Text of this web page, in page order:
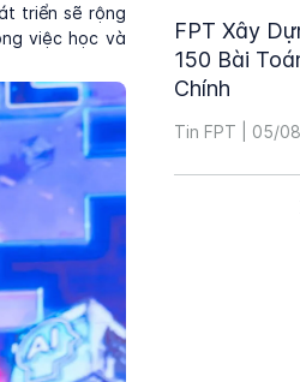
triển sẽ rộng
việc học và
FPT Xây
150 Bài
Chính
Tin FPT | 05/